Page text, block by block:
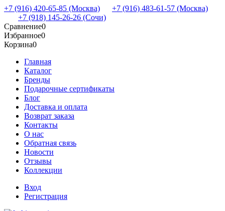
+7 (916) 420-65-85 (Москва)
+7 (916) 483-61-57 (Москва)
+7 (918) 145-26-26 (Сочи)
Сравнение0
Избранное0
Корзина0
Главная
Каталог
Бренды
Подарочные сертификаты
Блог
Доставка и оплата
Возврат заказа
Контакты
О нас
Обратная связь
Новости
Отзывы
Коллекции
Вход
Регистрация